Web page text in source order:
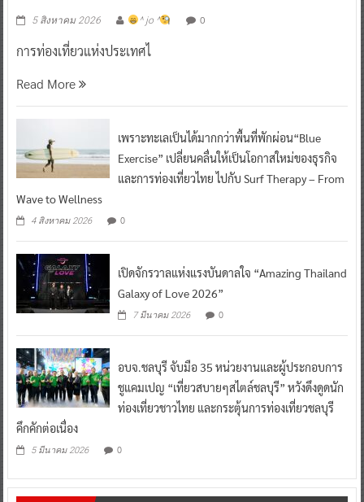
5 สิงหาคม 2026 ^ jo ^ 0
การท่องเที่ยวแห่งประเทศไ
Read More
เพราะทะเลเป็นได้มากกว่าพื้นที่พักผ่อน“Blue
Exercise” เปลี่ยนคลื่นให้เป็นโอกาสใหม่ของธุรกิจ
และการท่องเที่ยวไทย ไปกับ Surf Therapy – From
Wave to Wellness
4 สิงหาคม 2026 0
เปิดจักรวาลแห่งแรงบันดาลใจ “Amazing Thailand
Galaxy of Love 2026”
7 มีนาคม 2026 0
อบจ.ชลบุรี จับมือ 35 หน่วยงานและผู้ประกอบการ
ชูแคมเปญ “เที่ยวสบายๆสไตล์ชลบุรี” หวังดึงดูดนัก
ท่องเที่ยวชาวไทย และกระตุ้นการท่องเที่ยวชลบุรี
คึกคักต่อเนื่อง
5 มีนาคม 2026 0